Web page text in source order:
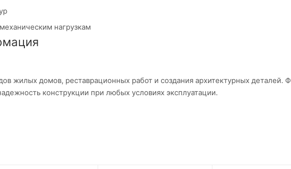
нагрузкам
жилых домов, реставрационных работ и создания архитектурных деталей.
конструкции при любых условиях эксплуатации.